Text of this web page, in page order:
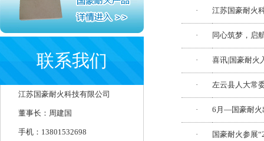
联系我们
江苏国豪耐火科技有限公司
董事长：周建国
手机：13801532698
· 江苏国豪耐火
· 同心筑梦，启
· 喜讯|国豪耐火
· 左云县人大常
· 6月—国豪耐火
· 国豪耐火参展